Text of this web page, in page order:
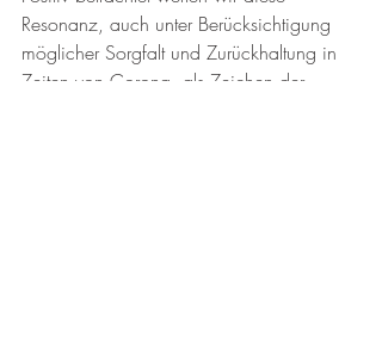
Resonanz, auch unter Berücksichtigung
möglicher Sorgfalt und Zurückhaltung in
Zeiten von Corona, als Zeichen der